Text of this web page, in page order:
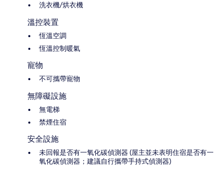
洗衣機/烘衣機
溫控裝置
恆溫空調
恆溫控制暖氣
寵物
不可攜帶寵物
無障礙設施
無電梯
禁煙住宿
安全設施
未回報是否有一氧化碳偵測器 (屋主並未表明住宿是否有一
氧化碳偵測器；建議自行攜帶手持式偵測器)